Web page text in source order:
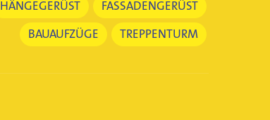
FASSADENGERÜST
HÄNGEGERÜST
TREPPENTURM
BAUAUFZÜGE